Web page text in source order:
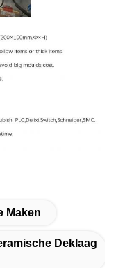
Maken
Deklaag